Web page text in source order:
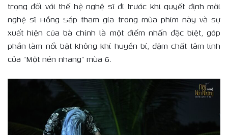
trọng đối với thế hệ nghệ sĩ đi trước khi quyết định mời
nghệ sĩ Hồng Sáp tham gia trong mùa phim này và sự
xuất hiện của bà chính là một điểm nhấn đặc biệt, góp
phần làm nổi bật không khí huyền bí, đậm chất tâm linh
của “Một nén nhang” mùa 6.